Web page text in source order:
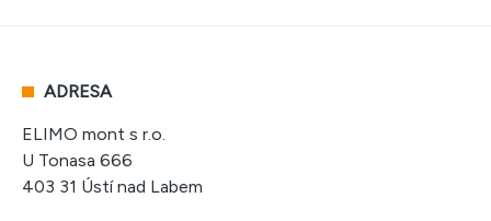
ADRESA
ELIMO mont s r.o.
U Tonasa 666
403 31 Ústí nad Labem